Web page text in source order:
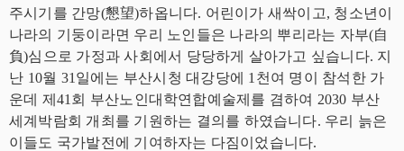
주시기를 간망(懇望)하옵니다. 어린이가 새싹이고, 청소년이
나라의 기둥이라면 우리 노인들은 나라의 뿌리라는 자부(自
負)심으로 가정과 사회에서 당당하게 살아가고 싶습니다. 지
난 10월 31일에는 부산시청 대강당에 1천여 명이 참석한 가
운데 제41회 부산노인대학연합예술제를 겸하여 2030 부산
세계박람회 개최를 기원하는 결의를 하였습니다. 우리 늙은
이들도 국가발전에 기여하자는 다짐이었습니다.